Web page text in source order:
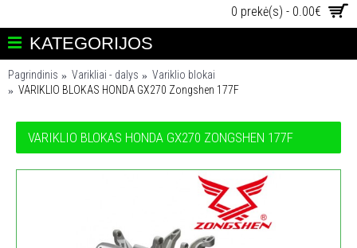
0 prekė(s) - 0.00€
KATEGORIJOS
Pagrindinis Varikliai - dalys
Variklio blokai
VARIKLIO BLOKAS HONDA GX270 Zongshen 177F
VARIKLIO BLOKAS HONDA GX270 ZONGSHEN 177F